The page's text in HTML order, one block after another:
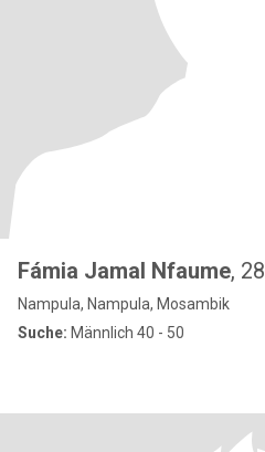
Fámia Jamal Nfaume, 28
Nampula, Nampula, Mosambik
Suche: Männlich 40 - 50